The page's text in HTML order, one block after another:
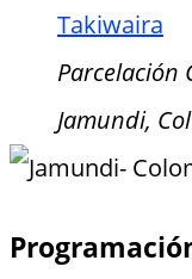
Takiwaira
Parcelación
Jamundi,